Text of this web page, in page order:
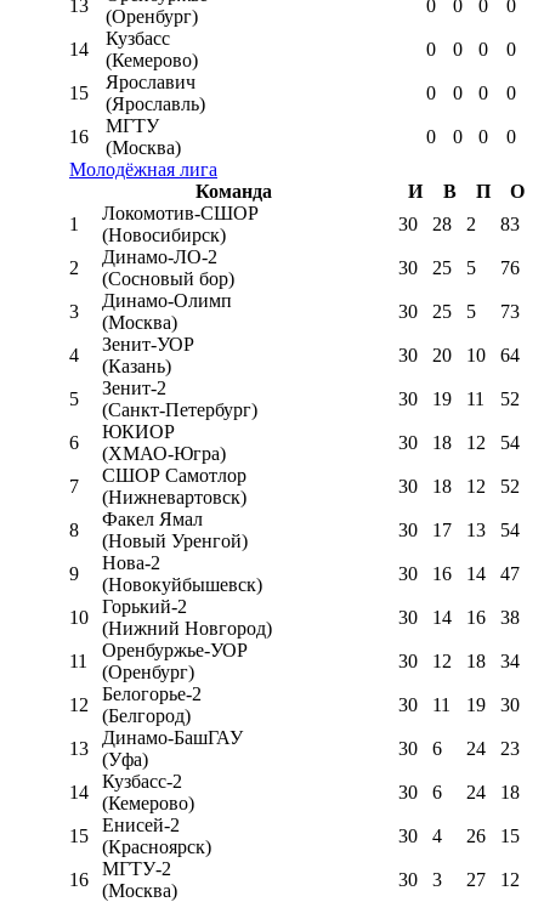
13
(Оренбург)
0 0 0 0
14
Кузбасс
(Кемерово)
0 0 0 0
15
Ярославич
(Ярославль)
0 0 0 0
16
МГТУ
(Москва)
0 0 0
0
Молодёжная лига
Команда
И В П
О
1
Локомотив-CШОР
(Новосибирск)
30 28 2 83
2
Динамо-ЛО-2
(Сосновый бор)
30 25 5 76
3
Динамо-Олимп
(Москва)
30 25 5 73
4
Зенит-УОР
(Казань)
30 20 10 64
5
Зенит-2
(Санкт-Петербург)
30 19 11 52
6
ЮКИОР
(ХМАО-Югра)
30 18 12 54
7
СШОР Самотлор
(Нижневартовск)
30 18 12 52
8
Факел Ямал
(Новый Уренгой)
30 17 13 54
9
Нова-2
(Новокуйбышевск)
30 16 14 47
10
Горький-2
(Нижний Новгород)
30 14 16 38
11
Оренбуржье-УОР
(Оренбург)
30 12 18 34
12
Белогорье-2
(Белгород)
30 11 19 30
13
Динамо-БашГАУ
(Уфа)
30 6 24 23
14
Кузбасс-2
(Кемерово)
30 6 24 18
15
Енисей-2
(Красноярск)
30 4 26 15
16
МГТУ-2
(Москва)
30 3 27 12